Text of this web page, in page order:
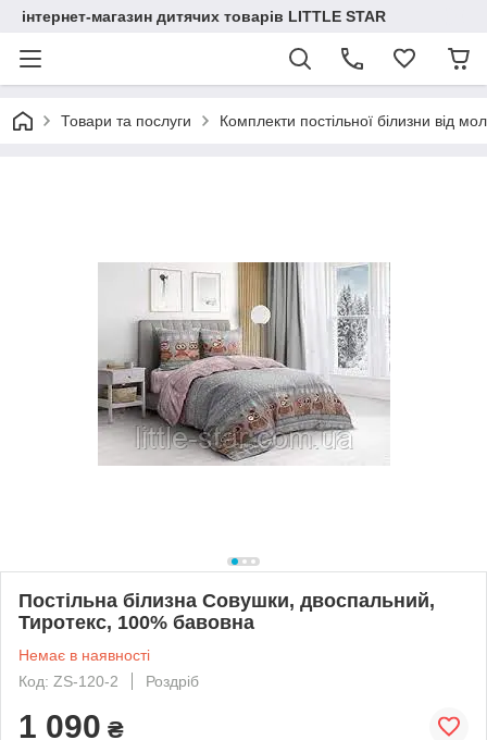
інтернет-магазин дитячих товарів LITTLE STAR
Товари та послуги Комплекти постільної білизни від
Постільна білизна Совушки, двоспальний,
Тиротекс, 100% бавовна
Немає в наявності
Код: ZS-120-2
Роздріб
1 090 ₴